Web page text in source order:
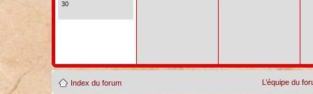
30
Index du forum L’équipe du